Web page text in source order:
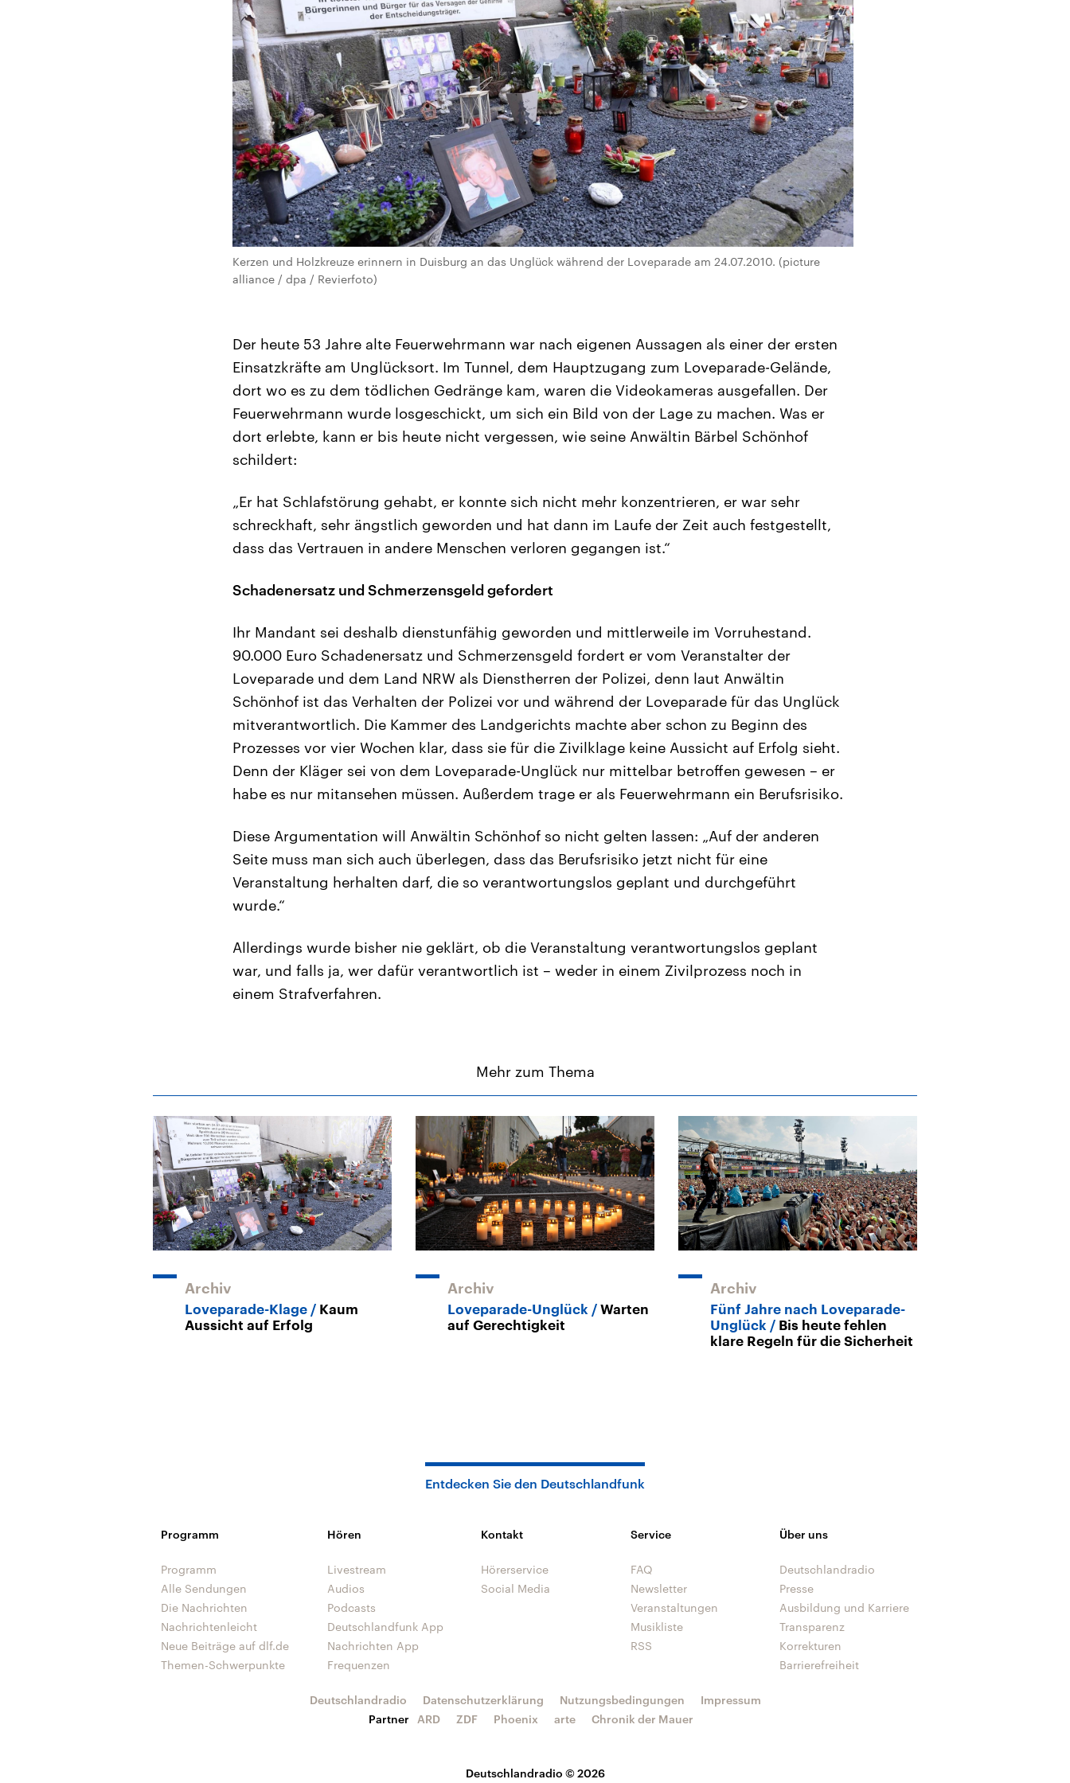
Kerzen und Holzkreuze erinnern in Duisburg an das Unglück während der Loveparade am 24.07.2010. (picture
alliance / dpa / Revierfoto)
Der heute 53 Jahre alte Feuerwehrmann war nach eigenen Aussagen als einer der ersten
Einsatzkräfte am Unglücksort. Im Tunnel, dem Hauptzugang zum Loveparade-Gelände,
dort wo es zu dem tödlichen Gedränge kam, waren die Videokameras ausgefallen. Der
Feuerwehrmann wurde losgeschickt, um sich ein Bild von der Lage zu machen. Was er
dort erlebte, kann er bis heute nicht vergessen, wie seine Anwältin Bärbel Schönhof
schildert:
„Er hat Schlafstörung gehabt, er konnte sich nicht mehr konzentrieren, er war sehr
schreckhaft, sehr ängstlich geworden und hat dann im Laufe der Zeit auch festgestellt,
dass das Vertrauen in andere Menschen verloren gegangen ist.“
Schadenersatz und Schmerzensgeld gefordert
Ihr Mandant sei deshalb dienstunfähig geworden und mittlerweile im Vorruhestand.
90.000 Euro Schadenersatz und Schmerzensgeld fordert er vom Veranstalter der
Loveparade und dem Land NRW als Dienstherren der Polizei, denn laut Anwältin
Schönhof ist das Verhalten der Polizei vor und während der Loveparade für das Unglück
mitverantwortlich. Die Kammer des Landgerichts machte aber schon zu Beginn des
Prozesses vor vier Wochen klar, dass sie für die Zivilklage keine Aussicht auf Erfolg sieht.
Denn der Kläger sei von dem Loveparade-Unglück nur mittelbar betroffen gewesen – er
habe es nur mitansehen müssen. Außerdem trage er als Feuerwehrmann ein Berufsrisiko.
Diese Argumentation will Anwältin Schönhof so nicht gelten lassen: „Auf der anderen
Seite muss man sich auch überlegen, dass das Berufsrisiko jetzt nicht für eine
Veranstaltung herhalten darf, die so verantwortungslos geplant und durchgeführt
wurde.“
Allerdings wurde bisher nie geklärt, ob die Veranstaltung verantwortungslos geplant
war, und falls ja, wer dafür verantwortlich ist – weder in einem Zivilprozess noch in
einem Strafverfahren.
Mehr zum Thema
Archiv
Loveparade-Klage
Kaum
Aussicht auf Erfolg
Archiv
Loveparade-Unglück
Warten
auf Gerechtigkeit
Archiv
Fünf Jahre nach Loveparade-
Unglück
Bis heute fehlen
klare Regeln für die Sicherheit
Entdecken Sie den Deutschlandfunk
Programm
Programm
Alle Sendungen
Die Nachrichten
Nachrichtenleicht
Neue Beiträge auf dlf.de
Themen-Schwerpunkte
Hören
Livestream
Audios
Podcasts
Deutschlandfunk App
Nachrichten App
Frequenzen
Kontakt
Hörerservice
Social Media
Service
FAQ
Newsletter
Veranstaltungen
Musikliste
RSS
Über uns
Deutschlandradio
Presse
Ausbildung und Karriere
Transparenz
Korrekturen
Barrierefreiheit
Deutschlandradio © 2026
Deutschlandradio Datenschutzerklärung Nutzungsbedingungen
Impressum
Partner
ARD ZDF Phoenix arte Chronik der Mauer